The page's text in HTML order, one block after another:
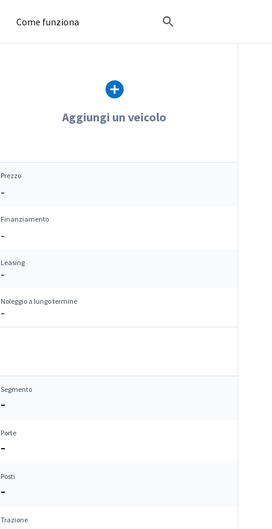
Come funziona
Aggiungi un veicolo
Prezzo
–
Finanziamento
–
Leasing
–
Noleggio a lungo termine
–
Segmento
–
Porte
–
Posti
–
Trazione